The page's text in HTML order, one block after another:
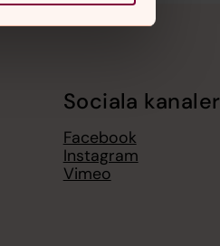
Sociala kanaler
Facebook
Instagram
Vimeo